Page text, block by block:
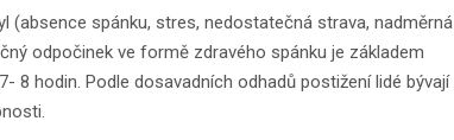
(absence spánku, stres, nedostatečná strava, nadměrná
odpočinek ve formě zdravého spánku je základem
8 hodin. Podle dosavadních odhadů postižení lidé bývají